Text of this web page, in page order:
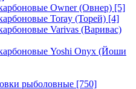
Owner (Овнер) [5]
Toray (Торей) [4]
Varivas (Варивас)
Yoshi Onyx (Йоши
рыболовные [750]